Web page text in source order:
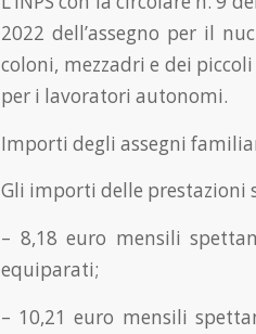
2022 dell’assegno per il
coloni, mezzadri e dei
per i lavoratori autonomi.
Importi degli assegni
Gli importi delle prestazioni
– 8,18 euro mensili
equiparati;
– 10,21 euro mensili